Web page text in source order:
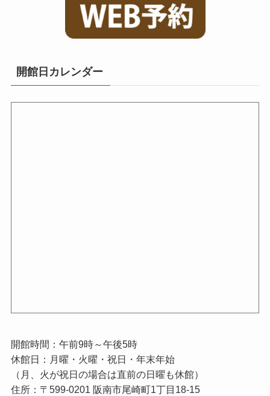
開館日カレンダー
開館時間：午前9時～午後5時
休館日：月曜・火曜・祝日・年末年始
（月、火が祝日の場合は直前の日曜も休館）
住所：〒599-0201 阪南市尾崎町1丁目18-15